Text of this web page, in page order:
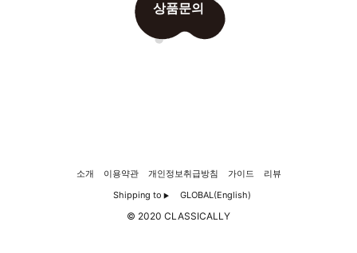
상품문의
소개 이용약관 개인정보취급방침 가이드
리뷰
Shipping to ▶ GLOBAL(English)
© 2020 CLASSICALLY